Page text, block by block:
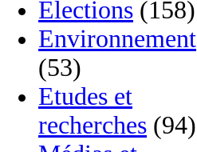
Élections (158)
Environnement
(53)
Etudes et
recherches (94)